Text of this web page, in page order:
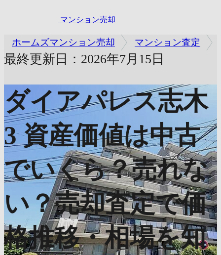
マンション売却
ホームズマンション売却 マンション査定
最終更新日：2026年7月15日
ダイアパレス志木
3 資産価値は中古
でいくら？売れな
い？売却査定で価
格推移・相場を知